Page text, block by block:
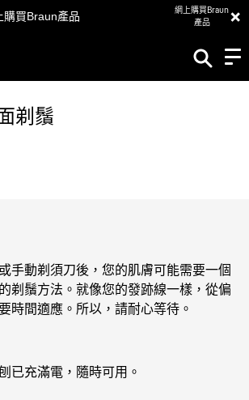
購買Braun產品
網上購買Braun
產品
×
剃鬚
手動剃須刀後，您的肌膚可能需要一個
剃鬚方法。就像您的發跡線一樣，從偏
時間適應。所以，請耐心等待。
已充滿電，隨時可用。